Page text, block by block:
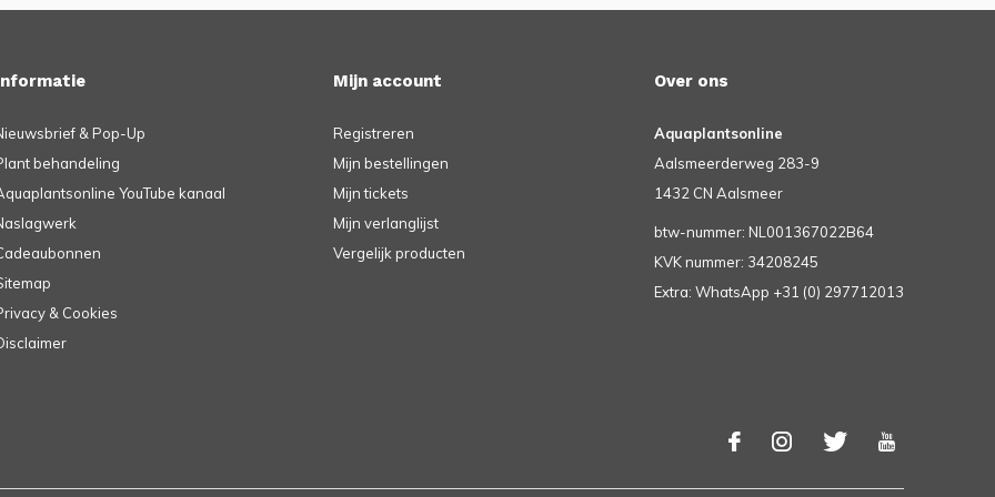
& Pop-Up
behandeling
YouTube kanaal
& Cookies
Mijn account
Registreren
Mijn bestellingen
Mijn tickets
Mijn verlanglijst
Vergelijk producten
Over ons
Aquaplantsonline
Aalsmeerderweg 283-9
1432 CN Aalsmeer
btw-nummer: NL001367022B64
KVK nummer: 34208245
Extra: WhatsApp +31 (0) 297712013